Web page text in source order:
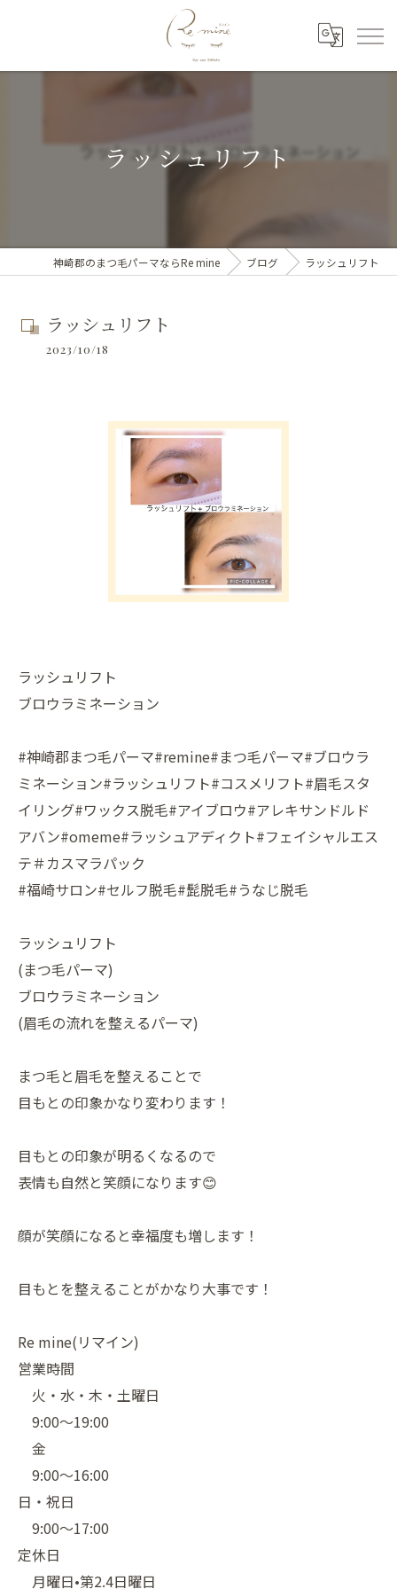
ラッシュリフト
神崎郡のまつ毛パーマならRe mine ブログ ラッシュリフト
ラッシュリフト
2023/10/18
ラッシュリフト
ブロウラミネーション
#神崎郡まつ毛パーマ#remine#まつ毛パーマ#ブロウラ
ミネーション#ラッシュリフト#コスメリフト#眉毛スタ
イリング#ワックス脱毛#アイブロウ#アレキサンドルド
アバン#omeme#ラッシュアディクト#フェイシャルエス
テ＃カスマラパック
#福崎サロン#セルフ脱毛#髭脱毛#うなじ脱毛
ラッシュリフト
(まつ毛パーマ)
ブロウラミネーション
(眉毛の流れを整えるパーマ)
まつ毛と眉毛を整えることで
目もとの印象かなり変わります！
目もとの印象が明るくなるので
表情も自然と笑顔になります😊
顔が笑顔になると幸福度も増します！
目もとを整えることがかなり大事です！
Re mine(リマイン)
営業時間
火・水・木・土曜日
9:00〜19:00
金
9:00〜16:00
日・祝日
9:00〜17:00
定休日
月曜日•第2.4日曜日